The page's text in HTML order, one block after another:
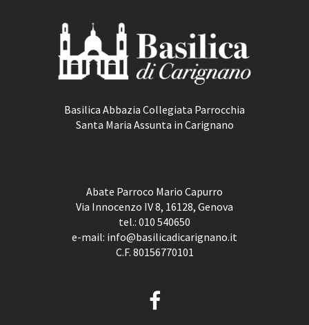
Basilica Abbazia Collegiata Parrocchia
Santa Maria Assunta in Carignano
Abate Parroco Mario Capurro
Via Innocenzo IV 8, 16128, Genova
tel.: 010 540650
e-mail: info@basilicadicarignano.it
C.F. 80156770101